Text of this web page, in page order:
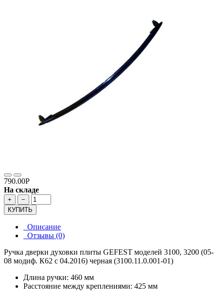
790.00Р
На складе
+
−
КУПИТЬ
Описание
Отзывы (0)
Ручка дверки духовки плиты GEFEST моделей 3100, 3200 (05-
08 модиф. К62 с 04.2016) черная (3100.11.0.001-01)
Длина ручки: 460 мм
Расстояние между креплениями: 425 мм